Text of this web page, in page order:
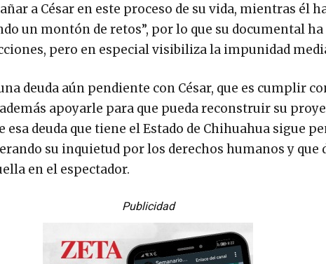
a César en este proceso de su vida, mientras él
un montón de retos”, por lo que su documental
pero en especial visibiliza la impunidad
deuda aún pendiente con César, que es cumplir
apoyarle para que pueda reconstruir su
esa deuda que tiene el Estado de Chihuahua sigue
su inquietud por los derechos humanos y que
en el espectador.
Publicidad